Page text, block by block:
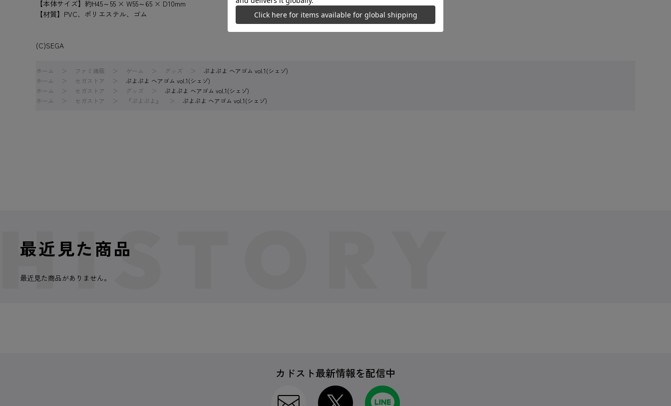
【本体サイズ】約H45～55 × W55～65 × D10mm
【材質】PVC、ポリエステル、ゴム
(C)SEGA
ホーム ファミ通販 ゲーム グッズ
ぷよぷよ ヘアゴム vol.1(シェゾ)
ホーム
セガストア
ぷよぷよ ヘアゴム vol.1(シェゾ)
ホーム
セガストア グッズ
ぷよぷよ ヘアゴム vol.1(シェゾ)
ホーム
セガストア 『ぷよぷよ』 ぷよぷよ ヘアゴム vol.1(シェゾ)
最近見た商品
最近見た商品がありません。
カドスト最新情報を配信中